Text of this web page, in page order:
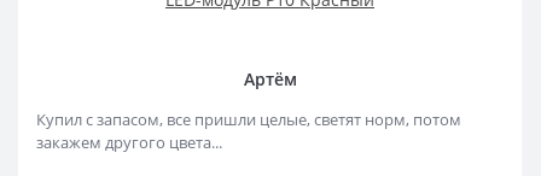
Артём
Купил с запасом, все пришли целые, светят норм, потом
закажем другого цвета...